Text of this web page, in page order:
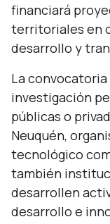
financiará
territoriales en
desarrollo y
La
investigación
públicas o
Neuquén,
tecnológico
también
desarrollen
desarrollo e